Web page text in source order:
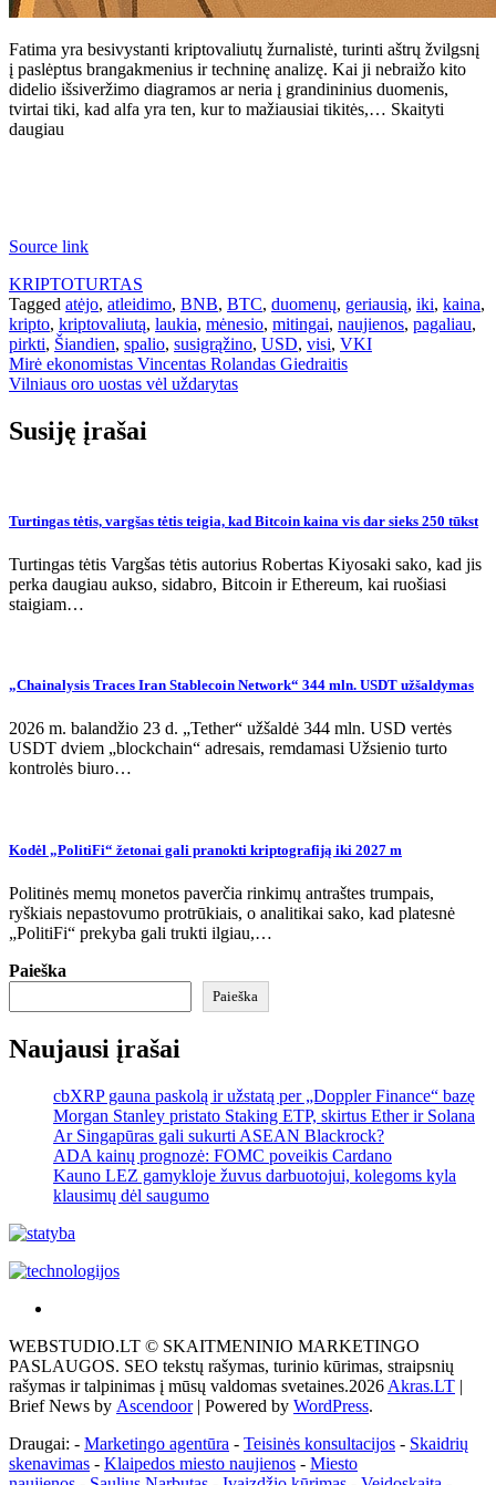
Fatima yra besivystanti kriptovaliutų žurnalistė, turinti aštrų žvilgsnį
į paslėptus brangakmenius ir techninę analizę. Kai ji nebraižo kito
didelio išsiveržimo diagramos ar neria į grandininius duomenis,
tvirtai tiki, kad alfa yra ten, kur to mažiausiai tikitės,… Skaityti
daugiau
Source link
KRIPTOTURTAS
Tagged atėjo, atleidimo, BNB, BTC, duomenų, geriausią, iki, kaina,
kripto, kriptovaliutą, laukia, mėnesio, mitingai, naujienos, pagaliau,
pirkti, Šiandien, spalio, susigrąžino, USD, visi, VKI
Navigacija
tarp
įrašų
Mirė ekonomistas Vincentas Rolandas Giedraitis
Vilniaus oro uostas vėl uždarytas
Susiję įrašai
Turtingas tėtis, vargšas tėtis teigia, kad Bitcoin kaina vis dar sieks 250 tūkst
Turtingas tėtis Vargšas tėtis autorius Robertas Kiyosaki sako, kad jis
perka daugiau aukso, sidabro, Bitcoin ir Ethereum, kai ruošiasi
staigiam…
„Chainalysis Traces Iran Stablecoin Network“ 344 mln. USDT užšaldymas
2026 m. balandžio 23 d. „Tether“ užšaldė 344 mln. USD vertės
USDT dviem „blockchain“ adresais, remdamasi Užsienio turto
kontrolės biuro…
Kodėl „PolitiFi“ žetonai gali pranokti kriptografiją iki 2027 m
Politinės memų monetos paverčia rinkimų antraštes trumpais,
ryškiais nepastovumo protrūkiais, o analitikai sako, kad platesnė
„PolitiFi“ prekyba gali trukti ilgiau,…
Paieška
Paieška
Naujausi įrašai
cbXRP gauna paskolą ir užstatą per „Doppler Finance“ bazę
Morgan Stanley pristato Staking ETP, skirtus Ether ir Solana
Ar Singapūras gali sukurti ASEAN Blackrock?
ADA kainų prognozė: FOMC poveikis Cardano
Kauno LEZ gamykloje žuvus darbuotojui, kolegoms kyla
klausimų dėl saugumo
tai
žemės
ploto
matavimo
Pagrindinis
WEBSTUDIO.LT © SKAITMENINIO MARKETINGO
PASLAUGOS. SEO tekstų rašymas, turinio kūrimas, straipsnių
rašymas ir talpinimas į mūsų valdomas svetaines.2026 Akras.LT |
Brief News by Ascendoor| Powered by WordPress.
Draugai: - Marketingo agentūra - Teisinės konsultacijos - Skaidrių
skenavimas - Klaipedos miesto naujienos - Miesto